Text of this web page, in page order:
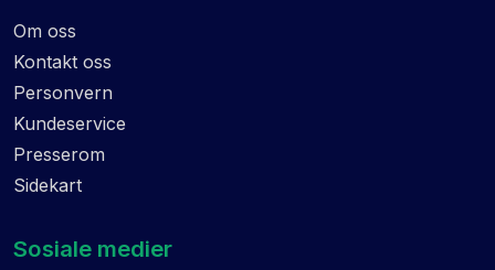
Om oss
Kontakt oss
Personvern
Kundeservice
Presserom
Sidekart
Sosiale medier